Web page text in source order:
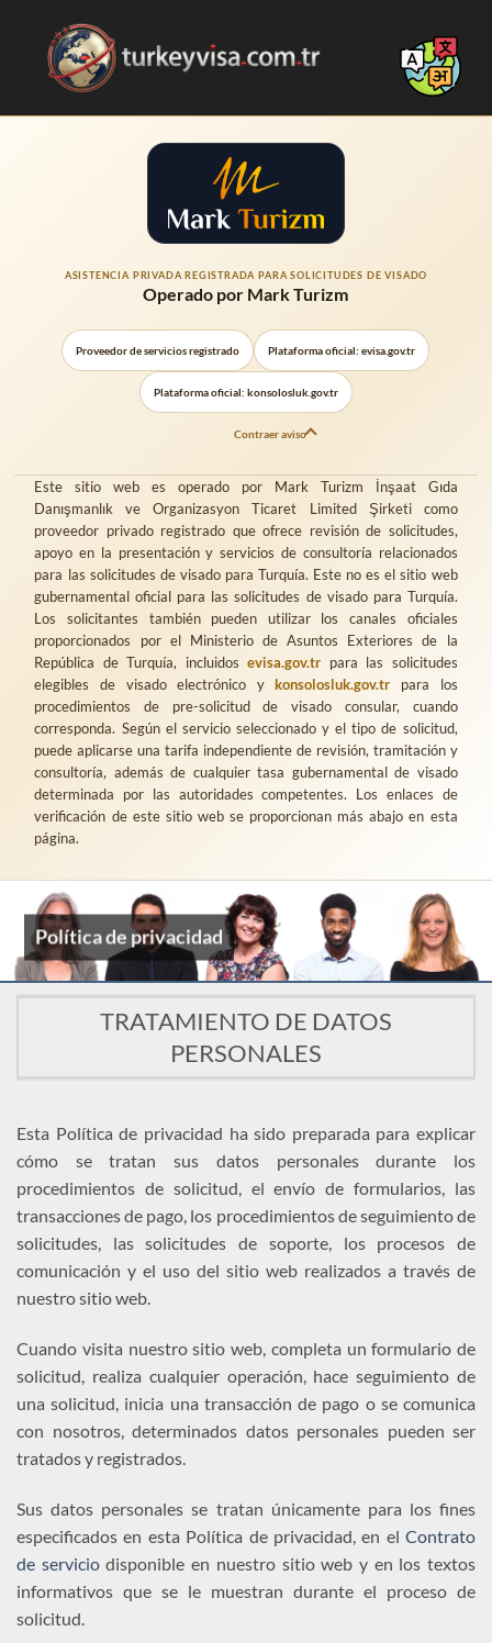
ASISTENCIA PRIVADA REGISTRADA PARA SOLICITUDES DE VISADO
Operado por Mark Turizm
Proveedor de servicios registrado Plataforma oficial: evisa.gov.tr
Plataforma oficial: konsolosluk.gov.tr
Contraer aviso
Este sitio web es operado por Mark Turizm İnşaat Gıda
Danışmanlık ve Organizasyon Ticaret Limited Şirketicomo
proveedor privado registrado que ofrece revisión de solicitudes,
apoyo en la presentación y servicios de consultoría relacionados
para las solicitudes de visado para Turquía. Este no es el sitio web
gubernamental oficial para las solicitudes de visado para Turquía.
Los solicitantes también pueden utilizar los canales oficiales
proporcionados por el Ministerio de Asuntos Exteriores de la
República de Turquía, incluidosevisa.gov.tr para las solicitudes
elegibles de visado electrónico ykonsolosluk.gov.tr para los
procedimientos de pre-solicitud de visado consular, cuando
corresponda. Según el servicio seleccionado y el tipo de solicitud,
puede aplicarse una tarifa independiente de revisión, tramitación y
consultoría, además de cualquier tasa gubernamental de visado
determinada por las autoridades competentes. Los enlaces de
verificación de este sitio web se proporcionan más abajo en esta
página.
Política de privacidad
TRATAMIENTO DE DATOS
PERSONALES
Esta Política de privacidad ha sido preparada para explicar
cómo se tratan sus datos personales durante los
procedimientos de solicitud, el envío de formularios, las
transacciones de pago, los procedimientos de seguimiento de
solicitudes, las solicitudes de soporte, los procesos de
comunicación y el uso del sitio web realizados a través de
nuestro sitio web.
Cuando visita nuestro sitio web, completa un formulario de
solicitud, realiza cualquier operación, hace seguimiento de
una solicitud, inicia una transacción de pago o se comunica
con nosotros, determinados datos personales pueden ser
tratados y registrados.
Sus datos personales se tratan únicamente para los fines
especificados en esta Política de privacidad, en el Contrato
de serviciodisponible en nuestro sitio web y en los textos
informativos que se le muestran durante el proceso de
solicitud.